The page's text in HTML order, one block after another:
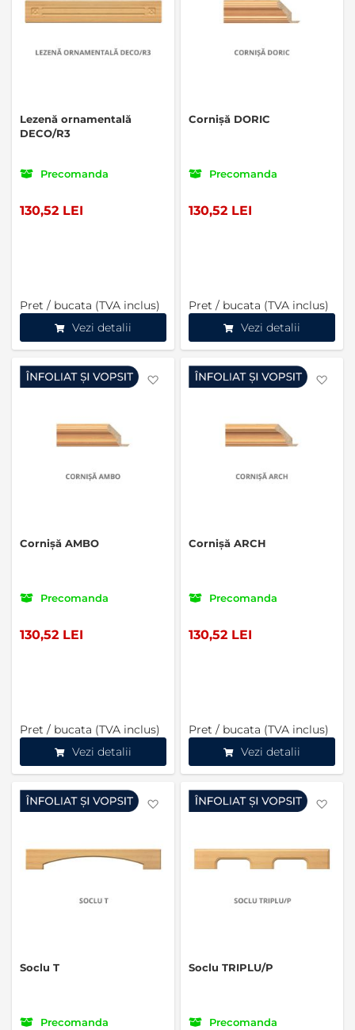
Lezenă ornamentală
DECO/R3
Precomanda
130,52 LEI
Pret / bucata (TVA inclus)
Vezi detalii
Cornișă DORIC
Precomanda
130,52 LEI
Pret / bucata (TVA inclus)
Vezi detalii
Cornișă AMBO
Precomanda
130,52 LEI
Pret / bucata (TVA inclus)
Vezi detalii
Favorite
Cornișă ARCH
Precomanda
130,52 LEI
Pret / bucata (TVA inclus)
Vezi detalii
Soclu T
Precomanda
Favorite
Soclu TRIPLU/P
Precomanda